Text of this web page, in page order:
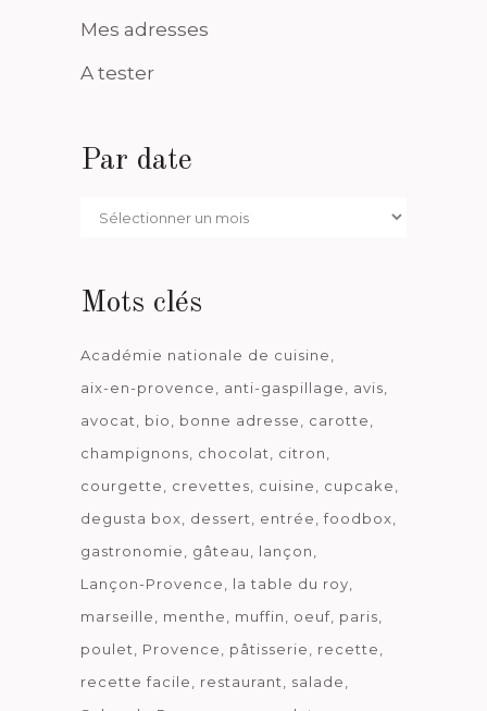
Mes adresses
A tester
Par date
Par
Mots clés
Académie nationale de cuisine
aix-en-provence
anti-gaspillage
avis
avocat
bio bonne adresse
carotte
champignons
chocolat
citron
courgette
crevettes cuisine
cupcake
degusta box
dessert entrée
foodbox
gastronomie
gâteau
lançon
Lançon-Provence
la table du roy
marseille
menthe muffin oeuf paris
poulet
Provence pâtisserie
recette
recette facile
restaurant
salade